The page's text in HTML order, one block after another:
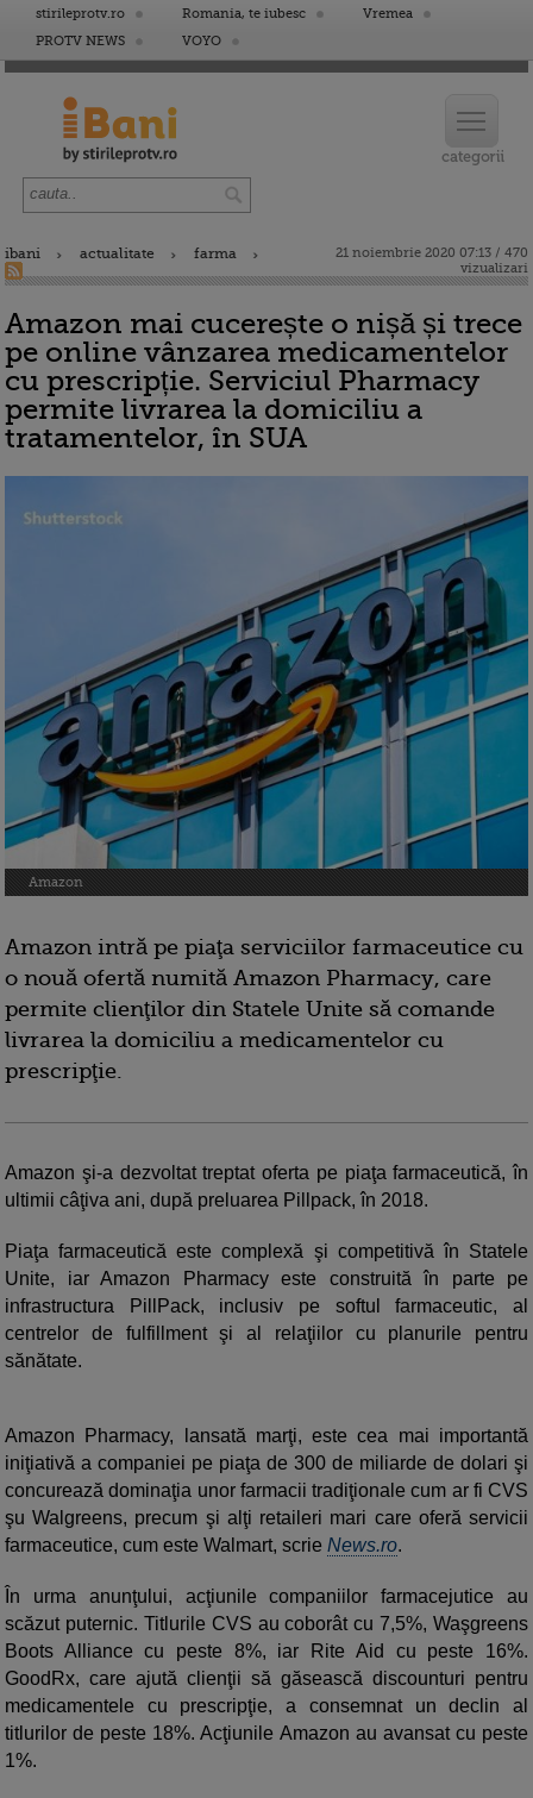
stirileprotv.ro Romania, te iubesc
Vremea
PROTV NEWS
VOYO
ibani actualitate farma
21 noiembrie 2020 07:13 / 470
vizualizari
Amazon mai cucerește o nișă și trece
pe online vânzarea medicamentelor
cu prescripție. Serviciul Pharmacy
permite livrarea la domiciliu a
tratamentelor, în SUA
Amazon
Amazon intră pe piaţa serviciilor farmaceutice cu
o nouă ofertă numită Amazon Pharmacy, care
permite clienţilor din Statele Unite să comande
livrarea la domiciliu a medicamentelor cu
prescripţie.
Amazon şi-a dezvoltat treptat oferta pe piaţa farmaceutică, în
ultimii câţiva ani, după preluarea Pillpack, în 2018.
Piaţa farmaceutică este complexă şi competitivă în Statele
Unite, iar Amazon Pharmacy este construită în parte pe
infrastructura PillPack, inclusiv pe softul farmaceutic, al
centrelor de fulfillment şi al relaţiilor cu planurile pentru
sănătate.
Amazon Pharmacy, lansată marţi, este cea mai importantă
iniţiativă a companiei pe piaţa de 300 de miliarde de dolari şi
concurează dominaţia unor farmacii tradiţionale cum ar fi CVS
şu Walgreens, precum şi alţi retaileri mari care oferă servicii
farmaceutice, cum este Walmart, scrie News.ro.
În urma anunţului, acţiunile companiilor farmacejutice au
scăzut puternic. Titlurile CVS au coborât cu 7,5%, Waşgreens
Boots Alliance cu peste 8%, iar Rite Aid cu peste 16%.
GoodRx, care ajută clienţii să găsească discounturi pentru
medicamentele cu prescripţie, a consemnat un declin al
titlurilor de peste 18%. Acţiunile Amazon au avansat cu peste
1%.